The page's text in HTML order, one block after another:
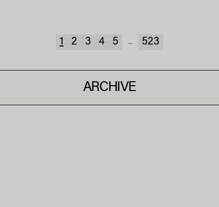
1 2 3 4 5 ... 523
ARCHIVE